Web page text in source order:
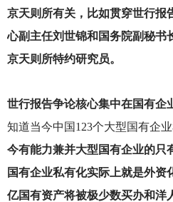
京天则所有关，比如贯穿世行报
心副主任刘世锦和国务院副秘书
京天则所特约研究员。
世行报告争论核心集中在国有企
知道当今中国123个大型国有企
今有能力兼并大型国有企业的只
国有企业私有化实际上就是外资
亿国有资产将被极少数买办和洋